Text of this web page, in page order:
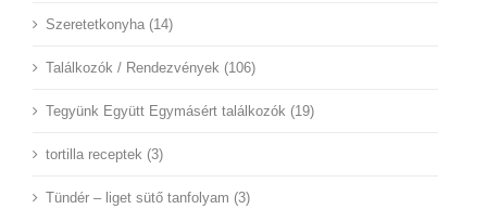
Szeretetkonyha (14)
Találkozók / Rendezvények (106)
Tegyünk Együtt Egymásért találkozók (19)
tortilla receptek (3)
Tündér – liget sütő tanfolyam (3)